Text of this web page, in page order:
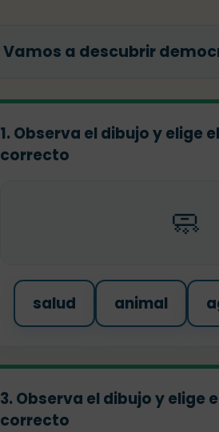
Vamos a descubrir
1. Observa el dibujo y elige
correcto
🧼
salud animal
3. Observa el dibujo y elige
correcto